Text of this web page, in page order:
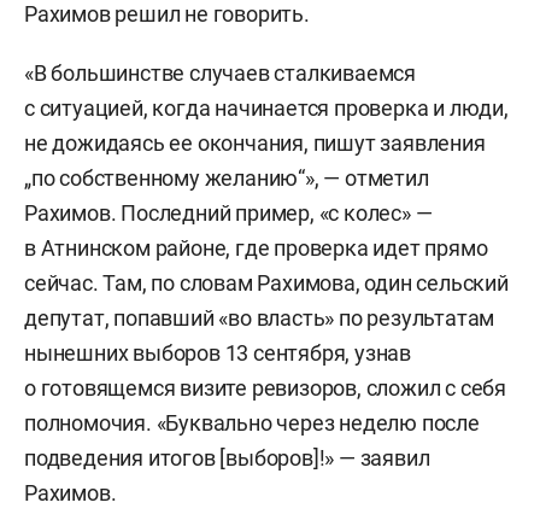
Рахимов решил не говорить.
«В большинстве случаев сталкиваемся
с ситуацией, когда начинается проверка и люди,
не дожидаясь ее окончания, пишут заявления
„по собственному желанию“», — отметил
Рахимов. Последний пример, «с колес» —
в Атнинском районе, где проверка идет прямо
сейчас. Там, по словам Рахимова, один сельский
депутат, попавший «во власть» по результатам
нынешних выборов 13 сентября, узнав
о готовящемся визите ревизоров, сложил с себя
полномочия. «Буквально через неделю после
подведения итогов [выборов]!» — заявил
Рахимов.